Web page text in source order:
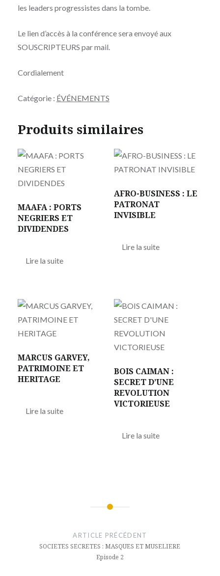
les leaders progressistes dans la tombe.
Le lien d’accès à la conférence sera envoyé aux
SOUSCRIPTEURS par mail.
Cordialement
Catégorie : ÉVÉNEMENTS
Produits similaires
MAAFA : PORTS
NEGRIERS ET
DIVIDENDES
Lire la suite
AFRO-BUSINESS : LE
PATRONAT
INVISIBLE
Lire la suite
MARCUS GARVEY,
PATRIMOINE ET
HERITAGE
Lire la suite
BOIS CAIMAN :
SECRET D’UNE
REVOLUTION
VICTORIEUSE
Lire la suite
l’article
ARTICLE PRÉCÉDENT
SOCIETES SECRETES : MASQUES ET MUSELIERE
Episode 2